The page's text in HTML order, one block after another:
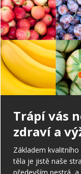
Ořešák v
Statné ořešáky jsou
vidět jen málo. To
změnit, neboť nově
plodí časně a daří